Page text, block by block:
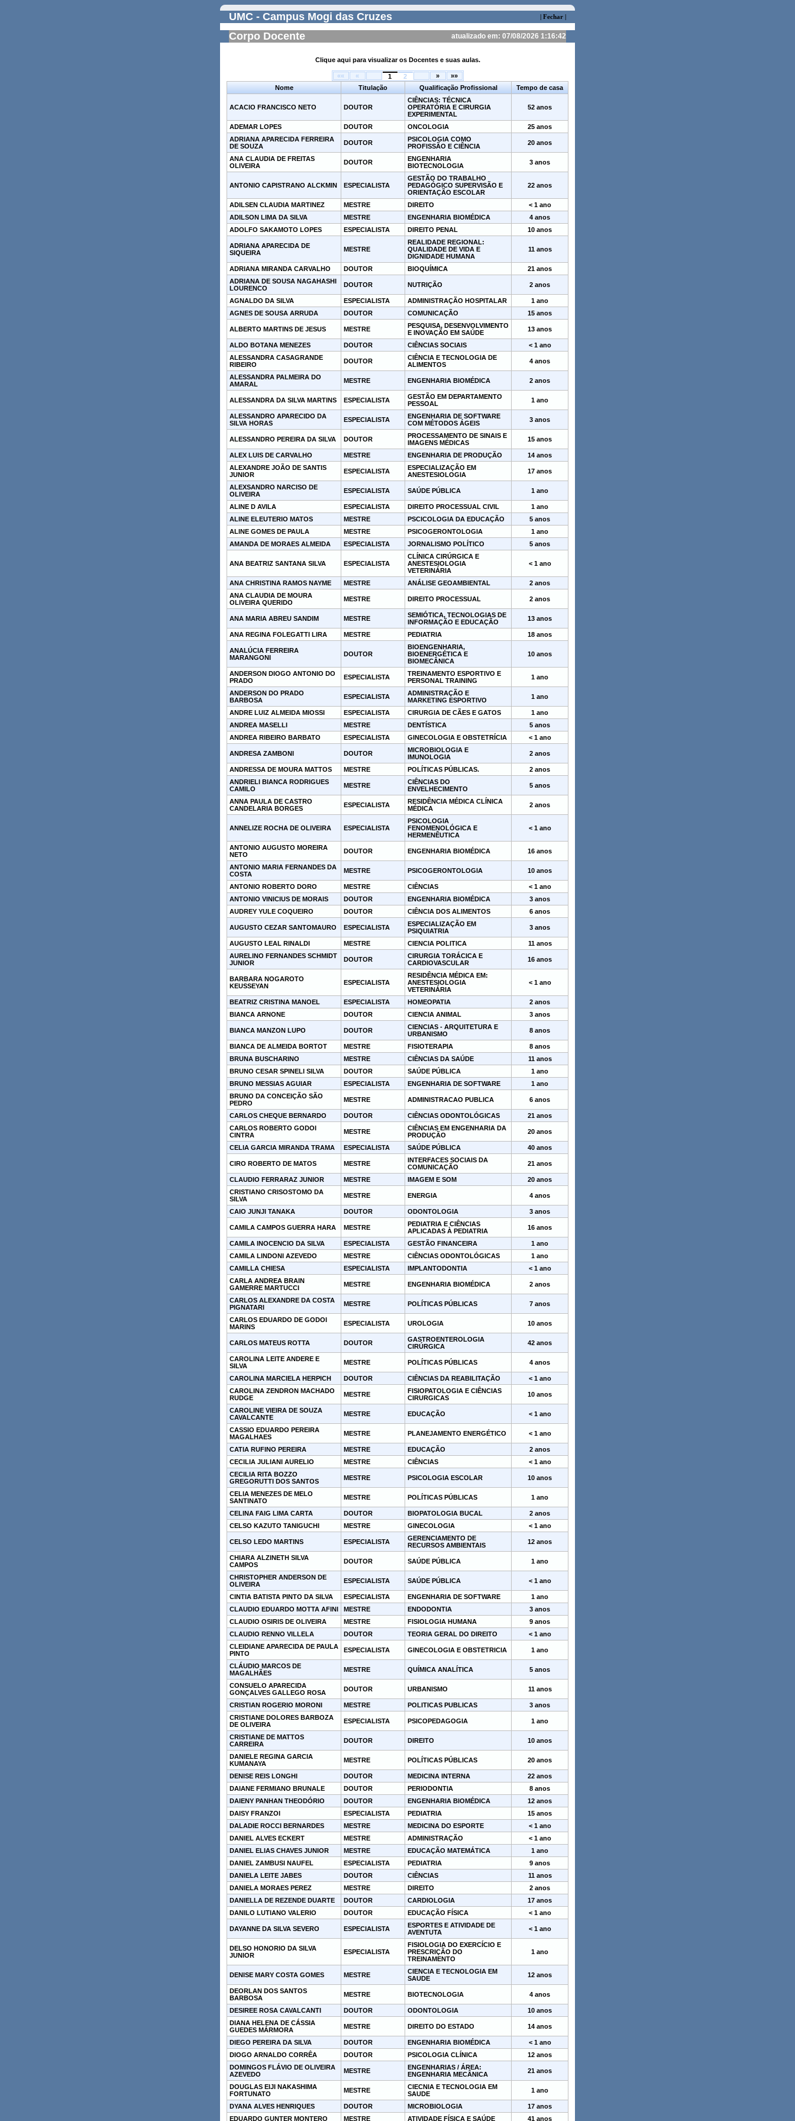
UMC - Campus Mogi das Cruzes | Fechar |
Corpo Docente atualizado em: 07/08/2026 1:16:42
Clique aqui para visualizar os Docentes e suas aulas.
«« « 1 2 »
»»
Nome
Titulação Qualificação Profissional Tempo de casa
ACACIO FRANCISCO NETO DOUTOR
CIÊNCIAS: TÉCNICA
OPERATÓRIA E CIRURGIA
EXPERIMENTAL
52 anos
ADEMAR LOPES DOUTOR ONCOLOGIA
25 anos
ADRIANA APARECIDA FERREIRA
DE SOUZA
DOUTOR
PSICOLOGIA COMO
PROFISSÃO E CIÊNCIA
20 anos
ANA CLAUDIA DE FREITAS
OLIVEIRA
DOUTOR
ENGENHARIA
BIOTECNOLOGIA
3 anos
ANTONIO CAPISTRANO ALCKMIN ESPECIALISTA
GESTÃO DO TRABALHO
PEDAGÓGICO SUPERVISÃO E
ORIENTAÇÃO ESCOLAR
22 anos
ADILSEN CLAUDIA MARTINEZ MESTRE DIREITO
< 1 ano
ADILSON LIMA DA SILVA
MESTRE ENGENHARIA BIOMÉDICA
4 anos
ADOLFO SAKAMOTO LOPES
ESPECIALISTA DIREITO PENAL 10 anos
ADRIANA APARECIDA DE
SIQUEIRA
MESTRE
REALIDADE REGIONAL:
QUALIDADE DE VIDA E
DIGNIDADE HUMANA
11 anos
ADRIANA MIRANDA CARVALHO DOUTOR BIOQUÍMICA
21 anos
ADRIANA DE SOUSA NAGAHASHI
LOURENCO
DOUTOR NUTRIÇÃO 2 anos
AGNALDO DA SILVA ESPECIALISTA ADMINISTRAÇÃO HOSPITALAR
1 ano
AGNES DE SOUSA ARRUDA
DOUTOR COMUNICAÇÃO 15 anos
ALBERTO MARTINS DE JESUS MESTRE
PESQUISA, DESENVOLVIMENTO
E INOVAÇÃO EM SAÚDE
13 anos
ALDO BOTANA MENEZES DOUTOR CIÊNCIAS SOCIAIS
< 1 ano
ALESSANDRA CASAGRANDE
RIBEIRO
DOUTOR
CIÊNCIA E TECNOLOGIA DE
ALIMENTOS
4 anos
ALESSANDRA PALMEIRA DO
AMARAL
MESTRE ENGENHARIA BIOMÉDICA 2 anos
ALESSANDRA DA SILVA MARTINS ESPECIALISTA
GESTÃO EM DEPARTAMENTO
PESSOAL
1 ano
ALESSANDRO APARECIDO DA
SILVA HORAS
ESPECIALISTA
ENGENHARIA DE SOFTWARE
COM MÉTODOS ÁGEIS
3 anos
ALESSANDRO PEREIRA DA SILVA DOUTOR
PROCESSAMENTO DE SINAIS E
IMAGENS MÉDICAS
15 anos
ALEX LUIS DE CARVALHO MESTRE ENGENHARIA DE PRODUÇÃO
14 anos
ALEXANDRE JOÃO DE SANTIS
JUNIOR
ESPECIALISTA
ESPECIALIZAÇÃO EM
ANESTESIOLOGIA
17 anos
ALEXSANDRO NARCISO DE
OLIVEIRA
ESPECIALISTA SAÚDE PÚBLICA 1 ano
ALINE D AVILA ESPECIALISTA DIREITO PROCESSUAL CIVIL
1 ano
ALINE ELEUTERIO MATOS
MESTRE PSCICOLOGIA DA EDUCAÇÃO
5 anos
ALINE GOMES DE PAULA
MESTRE PSICOGERONTOLOGIA
1 ano
AMANDA DE MORAES ALMEIDA
ESPECIALISTA JORNALISMO POLÍTICO 5 anos
ANA BEATRIZ SANTANA SILVA ESPECIALISTA
CLÍNICA CIRÚRGICA E
ANESTESIOLOGIA
VETERINÁRIA
< 1 ano
ANA CHRISTINA RAMOS NAYME MESTRE ANÁLISE GEOAMBIENTAL
2 anos
ANA CLAUDIA DE MOURA
OLIVEIRA QUERIDO
MESTRE DIREITO PROCESSUAL 2 anos
ANA MARIA ABREU SANDIM MESTRE
SEMIÓTICA, TECNOLOGIAS DE
INFORMAÇÃO E EDUCAÇÃO
13 anos
ANA REGINA FOLEGATTI LIRA MESTRE PEDIATRIA 18 anos
ANALÚCIA FERREIRA
MARANGONI
DOUTOR
BIOENGENHARIA,
BIOENERGÉTICA E
BIOMECÂNICA
10 anos
ANDERSON DIOGO ANTONIO DO
PRADO
ESPECIALISTA
TREINAMENTO ESPORTIVO E
PERSONAL TRAINING
1 ano
ANDERSON DO PRADO
BARBOSA
ESPECIALISTA
ADMINISTRAÇÃO E
MARKETING ESPORTIVO
1 ano
ANDRE LUIZ ALMEIDA MIOSSI ESPECIALISTA CIRURGIA DE CÃES E GATOS
1 ano
ANDREA MASELLI
MESTRE DENTÍSTICA
5 anos
ANDREA RIBEIRO BARBATO
ESPECIALISTA GINECOLOGIA E OBSTETRÍCIA < 1 ano
ANDRESA ZAMBONI DOUTOR
MICROBIOLOGIA E
IMUNOLOGIA
2 anos
ANDRESSA DE MOURA MATTOS MESTRE POLÍTICAS PÚBLICAS.
2 anos
ANDRIELI BIANCA RODRIGUES
CAMILO
MESTRE
CIÊNCIAS DO
ENVELHECIMENTO
5 anos
ANNA PAULA DE CASTRO
CANDELARIA BORGES
ESPECIALISTA
RESIDÊNCIA MÉDICA CLÍNICA
MÉDICA
2 anos
ANNELIZE ROCHA DE OLIVEIRA ESPECIALISTA
PSICOLOGIA
FENOMENOLÓGICA E
HERMENÊUTICA
< 1 ano
ANTONIO AUGUSTO MOREIRA
NETO
DOUTOR ENGENHARIA BIOMÉDICA 16 anos
ANTONIO MARIA FERNANDES DA
COSTA
MESTRE PSICOGERONTOLOGIA 10 anos
ANTONIO ROBERTO DORO MESTRE CIÊNCIAS
< 1 ano
ANTONIO VINICIUS DE MORAIS
DOUTOR ENGENHARIA BIOMÉDICA
3 anos
AUDREY YULE COQUEIRO
DOUTOR CIÊNCIA DOS ALIMENTOS 6 anos
AUGUSTO CEZAR SANTOMAURO ESPECIALISTA
ESPECIALIZAÇÃO EM
PSIQUIATRIA
3 anos
AUGUSTO LEAL RINALDI MESTRE CIENCIA POLITICA
11 anos
AURELINO FERNANDES SCHMIDT
JUNIOR
DOUTOR
CIRURGIA TORÁCICA E
CARDIOVASCULAR
16 anos
BARBARA NOGAROTO
KEUSSEYAN
ESPECIALISTA
RESIDÊNCIA MÉDICA EM:
ANESTESIOLOGIA
VETERINÁRIA
< 1 ano
BEATRIZ CRISTINA MANOEL ESPECIALISTA HOMEOPATIA
2 anos
BIANCA ARNONE
DOUTOR CIENCIA ANIMAL 3 anos
BIANCA MANZON LUPO DOUTOR
CIENCIAS - ARQUITETURA E
URBANISMO
8 anos
BIANCA DE ALMEIDA BORTOT MESTRE FISIOTERAPIA
8 anos
BRUNA BUSCHARINO
MESTRE CIÊNCIAS DA SAÚDE
11 anos
BRUNO CESAR SPINELI SILVA
DOUTOR SAÚDE PÚBLICA
1 ano
BRUNO MESSIAS AGUIAR
ESPECIALISTA ENGENHARIA DE SOFTWARE
1 ano
BRUNO DA CONCEIÇÃO SÃO
PEDRO
MESTRE ADMINISTRACAO PUBLICA 6 anos
CARLOS CHEQUE BERNARDO DOUTOR CIÊNCIAS ODONTOLÓGICAS
21 anos
CARLOS ROBERTO GODOI
CINTRA
MESTRE
CIÊNCIAS EM ENGENHARIA DA
PRODUÇÃO
20 anos
CELIA GARCIA MIRANDA TRAMA ESPECIALISTA SAÚDE PÚBLICA 40 anos
CIRO ROBERTO DE MATOS MESTRE
INTERFACES SOCIAIS DA
COMUNICAÇÃO
21 anos
CLAUDIO FERRARAZ JUNIOR MESTRE IMAGEM E SOM
20 anos
CRISTIANO CRISOSTOMO DA
SILVA
MESTRE ENERGIA 4 anos
CAIO JUNJI TANAKA DOUTOR ODONTOLOGIA 3 anos
CAMILA CAMPOS GUERRA HARA MESTRE
PEDIATRIA E CIÊNCIAS
APLICADAS À PEDIATRIA
16 anos
CAMILA INOCENCIO DA SILVA ESPECIALISTA GESTÃO FINANCEIRA
1 ano
CAMILA LINDONI AZEVEDO
MESTRE CIÊNCIAS ODONTOLÓGICAS
1 ano
CAMILLA CHIESA
ESPECIALISTA IMPLANTODONTIA
< 1 ano
CARLA ANDREA BRAIN
GAMERRE MARTUCCI
MESTRE ENGENHARIA BIOMÉDICA 2 anos
CARLOS ALEXANDRE DA COSTA
PIGNATARI
MESTRE POLÍTICAS PÚBLICAS 7 anos
CARLOS EDUARDO DE GODOI
MARINS
ESPECIALISTA UROLOGIA 10 anos
CARLOS MATEUS ROTTA DOUTOR
GASTROENTEROLOGIA
CIRÚRGICA
42 anos
CAROLINA LEITE ANDERE E
SILVA
MESTRE POLÍTICAS PÚBLICAS 4 anos
CAROLINA MARCIELA HERPICH DOUTOR CIÊNCIAS DA REABILITAÇÃO
< 1 ano
CAROLINA ZENDRON MACHADO
RUDGE
MESTRE
FISIOPATOLOGIA E CIÊNCIAS
CIRURGICAS
10 anos
CAROLINE VIEIRA DE SOUZA
CAVALCANTE
MESTRE EDUCAÇÃO < 1 ano
CASSIO EDUARDO PEREIRA
MAGALHAES
MESTRE PLANEJAMENTO ENERGÉTICO < 1 ano
CATIA RUFINO PEREIRA MESTRE EDUCAÇÃO
2 anos
CECILIA JULIANI AURELIO
MESTRE CIÊNCIAS
< 1 ano
CECILIA RITA BOZZO
GREGORUTTI DOS SANTOS
MESTRE PSICOLOGIA ESCOLAR 10 anos
CELIA MENEZES DE MELO
SANTINATO
MESTRE POLÍTICAS PÚBLICAS 1 ano
CELINA FAIG LIMA CARTA DOUTOR BIOPATOLOGIA BUCAL
2 anos
CELSO KAZUTO TANIGUCHI
MESTRE GINECOLOGIA < 1 ano
CELSO LEDO MARTINS ESPECIALISTA
GERENCIAMENTO DE
RECURSOS AMBIENTAIS
12 anos
CHIARA ALZINETH SILVA
CAMPOS
DOUTOR SAÚDE PÚBLICA 1 ano
CHRISTOPHER ANDERSON DE
OLIVEIRA
ESPECIALISTA SAÚDE PÚBLICA < 1 ano
CINTIA BATISTA PINTO DA SILVA ESPECIALISTA ENGENHARIA DE SOFTWARE
1 ano
CLAUDIO EDUARDO MOTTA AFINI
MESTRE ENDODONTIA
3 anos
CLAUDIO OSIRIS DE OLIVEIRA
MESTRE FISIOLOGIA HUMANA
9 anos
CLAUDIO RENNO VILLELA
DOUTOR TEORIA GERAL DO DIREITO
< 1 ano
CLEIDIANE APARECIDA DE PAULA
PINTO
ESPECIALISTA GINECOLOGIA E OBSTETRICIA 1 ano
CLÁUDIO MARCOS DE
MAGALHÃES
MESTRE QUÍMICA ANALÍTICA 5 anos
CONSUELO APARECIDA
GONÇALVES GALLEGO ROSA
DOUTOR URBANISMO 11 anos
CRISTIAN ROGERIO MORONI MESTRE POLITICAS PUBLICAS
3 anos
CRISTIANE DOLORES BARBOZA
DE OLIVEIRA
ESPECIALISTA PSICOPEDAGOGIA 1 ano
CRISTIANE DE MATTOS
CARREIRA
DOUTOR DIREITO 10 anos
DANIELE REGINA GARCIA
KUMANAYA
MESTRE POLÍTICAS PÚBLICAS 20 anos
DENISE REIS LONGHI DOUTOR MEDICINA INTERNA
22 anos
DAIANE FERMIANO BRUNALE
DOUTOR PERIODONTIA
8 anos
DAIENY PANHAN THEODÓRIO
DOUTOR ENGENHARIA BIOMÉDICA
12 anos
DAISY FRANZOI
ESPECIALISTA PEDIATRIA
15 anos
DALADIE ROCCI BERNARDES
MESTRE MEDICINA DO ESPORTE
< 1 ano
DANIEL ALVES ECKERT
MESTRE ADMINISTRAÇÃO
< 1 ano
DANIEL ELIAS CHAVES JUNIOR
MESTRE EDUCAÇÃO MATEMÁTICA
1 ano
DANIEL ZAMBUSI NAUFEL
ESPECIALISTA PEDIATRIA
9 anos
DANIELA LEITE JABES
DOUTOR CIÊNCIAS
11 anos
DANIELA MORAES PEREZ
MESTRE DIREITO
2 anos
DANIELLA DE REZENDE DUARTE
DOUTOR CARDIOLOGIA
17 anos
DANILO LUTIANO VALERIO
DOUTOR EDUCAÇÃO FÍSICA < 1 ano
DAYANNE DA SILVA SEVERO ESPECIALISTA
ESPORTES E ATIVIDADE DE
AVENTUTA
< 1 ano
DELSO HONORIO DA SILVA
JUNIOR
ESPECIALISTA
FISIOLOGIA DO EXERCÍCIO E
PRESCRIÇÃO DO
TREINAMENTO
1 ano
DENISE MARY COSTA GOMES MESTRE
CIENCIA E TECNOLOGIA EM
SAUDE
12 anos
DEORLAN DOS SANTOS
BARBOSA
MESTRE BIOTECNOLOGIA 4 anos
DESIREE ROSA CAVALCANTI DOUTOR ODONTOLOGIA
10 anos
DIANA HELENA DE CÁSSIA
GUEDES MÁRMORA
MESTRE DIREITO DO ESTADO 14 anos
DIEGO PEREIRA DA SILVA DOUTOR ENGENHARIA BIOMÉDICA
< 1 ano
DIOGO ARNALDO CORRÊA
DOUTOR PSICOLOGIA CLÍNICA
12 anos
DOMINGOS FLÁVIO DE OLIVEIRA
AZEVEDO
MESTRE
ENGENHARIAS / ÁREA:
ENGENHARIA MECÂNICA
21 anos
DOUGLAS EIJI NAKASHIMA
FORTUNATO
MESTRE
CIECNIA E TECNOLOGIA EM
SAUDE
1 ano
DYANA ALVES HENRIQUES DOUTOR MICROBIOLOGIA
17 anos
EDUARDO GUNTER MONTERO
MESTRE ATIVIDADE FÍSICA E SAÚDE 41 anos